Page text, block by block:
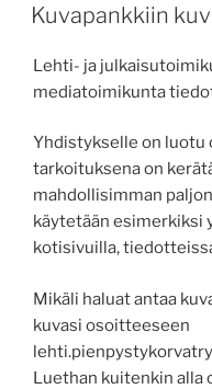
Kuvapankkiin
Lehti- ja
mediatoimikunta
Yhdistykselle on luotu
tarkoituksena on
mahdollisimman
käytetään esimerkiksi
kotisivuilla,
Mikäli haluat antaa
kuvasi osoitteeseen
Luethan kuitenkin alla